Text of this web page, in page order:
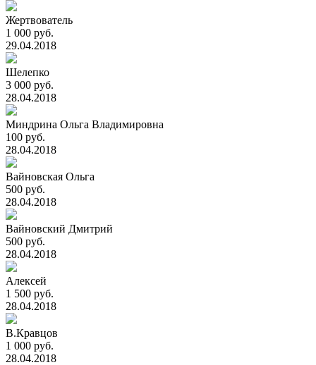
Жертвователь
1 000 руб.
29.04.2018
Шелепко
3 000 руб.
28.04.2018
Миндрина Ольга Владимировна
100 руб.
28.04.2018
Вайновская Ольга
500 руб.
28.04.2018
Вайновский Дмитрий
500 руб.
28.04.2018
Алексей
1 500 руб.
28.04.2018
В.Кравцов
1 000 руб.
28.04.2018